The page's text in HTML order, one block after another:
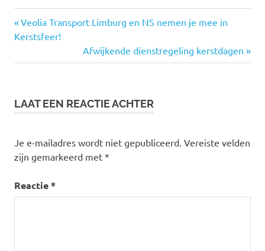
Bericht
navigatie
Vorige
bericht:
Veolia Transport Limburg en NS nemen je mee in
Kerstsfeer!
Volgende
bericht:
Afwijkende dienstregeling kerstdagen
LAAT EEN REACTIE ACHTER
Je e-mailadres wordt niet gepubliceerd. Vereiste velden
zijn gemarkeerd met *
Reactie*